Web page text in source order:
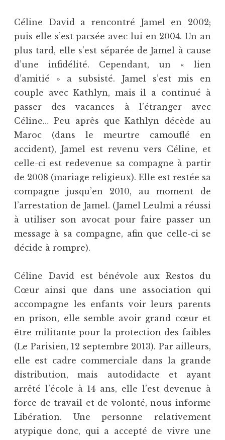
Céline David a rencontré Jamel en 2002;
puis elle s’est pacsée avec lui en 2004. Un an
plus tard, elle s’est séparée de Jamel à cause
d’une infidélité. Cependant, un « lien
d’amitié » a subsisté. Jamel s’est mis en
couple avec Kathlyn, mais il a continué à
passer des vacances à l’étranger avec
Céline… Peu après que Kathlyn décède au
Maroc (dans le meurtre camouflé en
accident), Jamel est revenu vers Céline, et
celle-ci est redevenue sa compagne à partir
de 2008 (mariage religieux). Elle est restée sa
compagne jusqu’en 2010, au moment de
l’arrestation de Jamel. (Jamel Leulmi a réussi
à utiliser son avocat pour faire passer un
message à sa compagne, afin que celle-ci se
décide à rompre).
Céline David est bénévole aux Restos du
Cœur ainsi que dans une association qui
accompagne les enfants voir leurs parents
en prison, elle semble avoir grand cœur et
être militante pour la protection des faibles
(Le Parisien, 12 septembre 2013). Par ailleurs,
elle est cadre commerciale dans la grande
distribution, mais autodidacte et ayant
arrêté l’école à 14 ans, elle l’est devenue à
force de travail et de volonté, nous informe
Libération. Une personne relativement
atypique donc, qui a accepté de vivre une